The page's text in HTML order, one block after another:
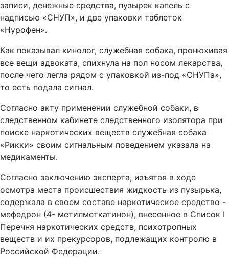
записи, денежные средства, пузырек капель с
надписью «СНУП», и две упаковки таблеток
«Нурофен».
Как показывал кинолог, служебная собака, пронюхивая
все вещи адвоката, спихнула на пол носом лекарства,
после чего легла рядом с упаковкой из-под «СНУПа»,
то есть подала сигнал.
Согласно акту применении служебной собаки, в
следственном кабинете следственного изолятора при
поиске наркотических веществ служебная собака
«Рикки» своим сигнальным поведением указала на
медикаменты.
Согласно заключению эксперта, изъятая в ходе
осмотра места происшествия жидкость из пузырька,
содержала в своем составе наркотическое средство -
мефедрон (4- метилметкатинон), внесенное в Список I
Перечня наркотических средств, психотропных
веществ и их прекурсоров, подлежащих контролю в
Российской Федерации.